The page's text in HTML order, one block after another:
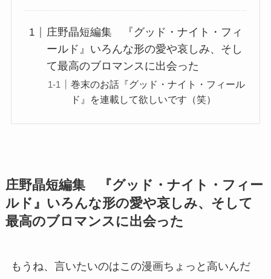
庄野晶短編集 『グッド・ナイト・フィ
ールド』いろんな形の愛や哀しみ、そし
て最高のブロマンスに出会った
巻末のお話『グッド・ナイト・フィール
ド』を連載して欲しいです（笑）
庄野晶短編集 『グッド・ナイト・フィー
ルド』いろんな形の愛や哀しみ、そして
最高のブロマンスに出会った
もうね、言いたいのはこの漫画ちょっと高いんだ